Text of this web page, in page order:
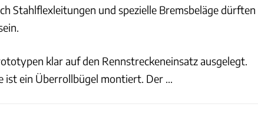
Stahlflexleitungen und spezielle Bremsbeläge dürften
klar auf den Rennstreckeneinsatz ausgelegt.
ist ein Überrollbügel montiert. Der ...